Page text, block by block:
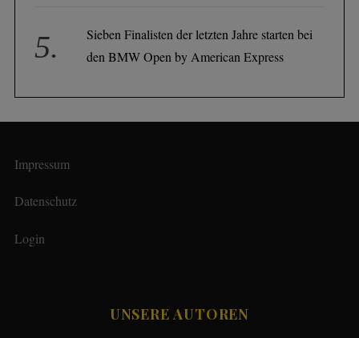
Sieben Finalisten der letzten Jahre starten bei
den BMW Open by American Express
Impressum
Datenschutz
Login
UNSERE AUTOREN